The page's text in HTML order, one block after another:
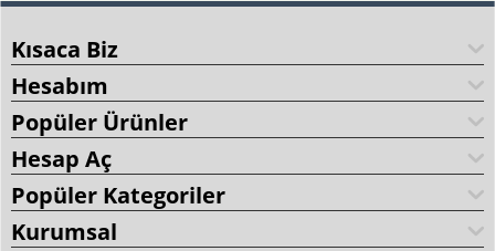
Kısaca Biz
Hesabım
Popüler Ürünler
Hesap Aç
Popüler Kategoriler
Kurumsal